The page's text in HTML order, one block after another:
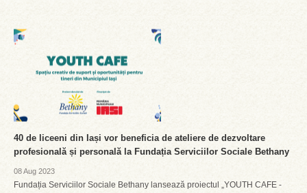
40 de liceeni din Iași vor beneficia de ateliere de dezvoltare
profesională și personală la Fundația Serviciilor Sociale Bethany
08 Aug 2023
Fundația Serviciilor Sociale Bethany lansează proiectul „YOUTH CAFE -